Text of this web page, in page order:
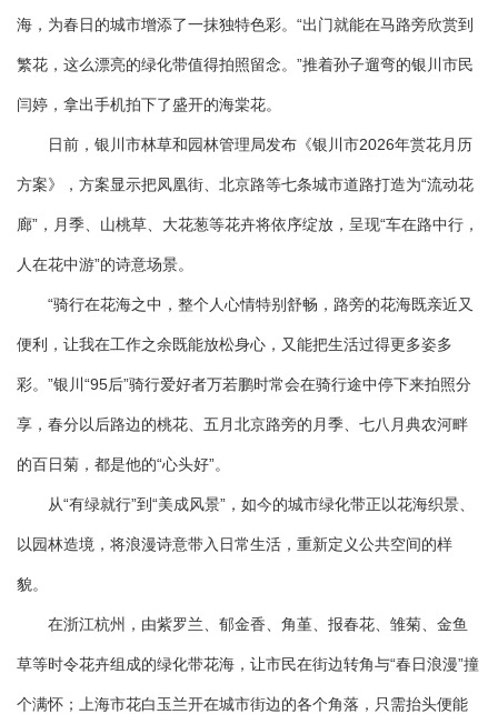
海，为春日的城市增添了一抹独特色彩。“出门就能在马路旁欣赏到
繁花，这么漂亮的绿化带值得拍照留念。”推着孙子遛弯的银川市民
闫婷，拿出手机拍下了盛开的海棠花。
日前，银川市林草和园林管理局发布《银川市2026年赏花月历
方案》，方案显示把凤凰街、北京路等七条城市道路打造为“流动花
廊”，月季、山桃草、大花葱等花卉将依序绽放，呈现“车在路中行，
人在花中游”的诗意场景。
“骑行在花海之中，整个人心情特别舒畅，路旁的花海既亲近又
便利，让我在工作之余既能放松身心，又能把生活过得更多姿多
彩。”银川“95后”骑行爱好者万若鹏时常会在骑行途中停下来拍照分
享，春分以后路边的桃花、五月北京路旁的月季、七八月典农河畔
的百日菊，都是他的“心头好”。
从“有绿就行”到“美成风景”，如今的城市绿化带正以花海织景、
以园林造境，将浪漫诗意带入日常生活，重新定义公共空间的样
貌。
在浙江杭州，由紫罗兰、郁金香、角堇、报春花、雏菊、金鱼
草等时令花卉组成的绿化带花海，让市民在街边转角与“春日浪漫”撞
个满怀；上海市花白玉兰开在城市街边的各个角落，只需抬头便能